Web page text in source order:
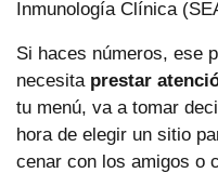
Inmunología Clínica
Si haces números, ese
necesita prestar
tu menú, va a tomar
hora de elegir un sitio
cenar con los amigos o